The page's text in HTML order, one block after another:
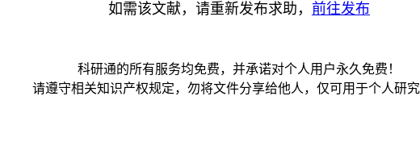
如需该文献，请重新发布求助， 前往发布
科研通的所有服务均免费，并承诺对个人用户永久免费！
请遵守相关知识产权规定，勿将文件分享给他人，仅可用于个人研